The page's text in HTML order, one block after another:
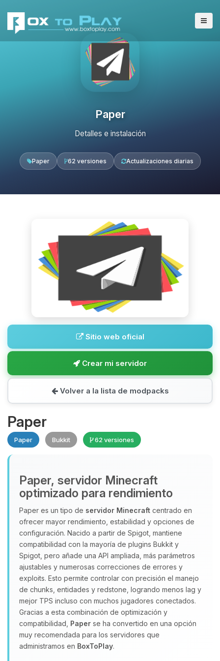
Paper
Detalles e instalación
Paper 62 versiones Actualizaciones diarias
Sitio web oficial
Crear mi servidor
Volver a la lista de modpacks
Paper
Paper Bukkit 62 versiones
Paper, servidor Minecraft
optimizado para rendimiento
Paper es un tipo de servidor Minecraft centrado en
ofrecer mayor rendimiento, estabilidad y opciones de
configuración. Nacido a partir de Spigot, mantiene
compatibilidad con la mayoría de plugins Bukkit y
Spigot, pero añade una API ampliada, más parámetros
ajustables y numerosas correcciones de errores y
exploits. Esto permite controlar con precisión el manejo
de chunks, entidades y redstone, logrando menos lag y
mejor TPS incluso con muchos jugadores conectados.
Gracias a esta combinación de optimización y
compatibilidad, Paper se ha convertido en una opción
muy recomendada para los servidores que
administramos en BoxToPlay.
Yupi, por fin alguien con quien
hablar! Soy Choupy, tu pequeno
asistente de BoxToPlay. Cuentame
que necesitas y moveré mis
pequenos circuitos para ayudarte.
08/08/2026 03:42